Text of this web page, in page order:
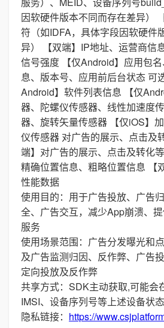
因软硬件版本不同而存在差异）
符（如IDFA，具体字段因软硬件
异） 【双端】IP地址、运营商信
信号强度 【仅Android】应用包
息、版本号、应用前后台状态 可
Android】软件列表信息 【仅
器、陀螺仪传感器、线性加速度
器、旋转矢量传感器 【仅iOS】
仪传感器 对广告的展示、点击及
端】对广告的展示、点击及转化
精确位置信息、粗略位置信息 【
性能数据
使用目的：用于广告投放、广告
全、广告交互，减少App崩溃、
服务
使用场景范围：广告分发曝光和
及广告监测归因、反作弊、广告
定向投放及反作弊
共享方式：SDK主动获取,可能会
IMSI、设备序列号等上述设备状态
隐私链接： https://